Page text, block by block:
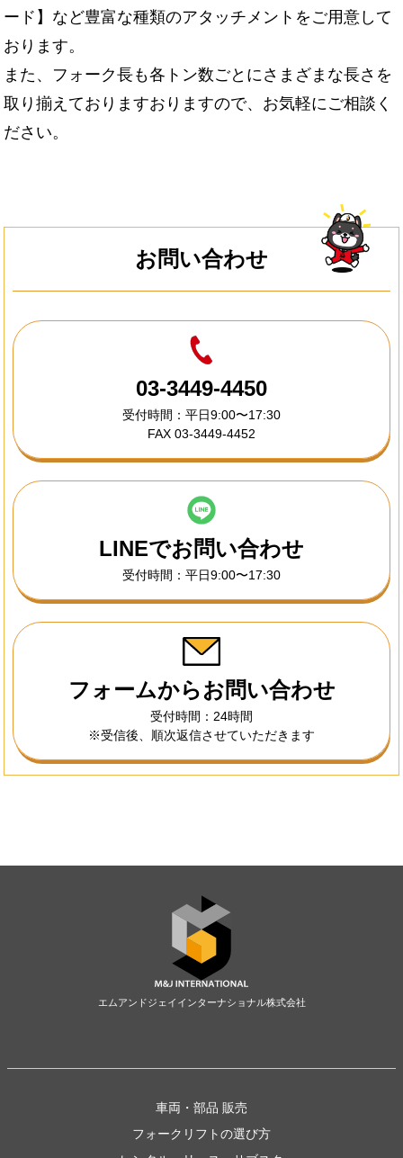
ード】など豊富な種類のアタッチメントをご用意して
おります。
また、フォーク長も各トン数ごとにさまざまな長さを
取り揃えておりますおりますので、お気軽にご相談く
ださい。
お問い合わせ
03-3449-4450
受付時間：平日9:00〜17:30
FAX 03-3449-4452
LINEでお問い合わせ
受付時間：平日9:00〜17:30
フォームからお問い合わせ
受付時間：24時間
※受信後、順次返信させていただきます
エムアンドジェイインターナショナル株式会社
車両・部品 販売
フォークリフトの選び方